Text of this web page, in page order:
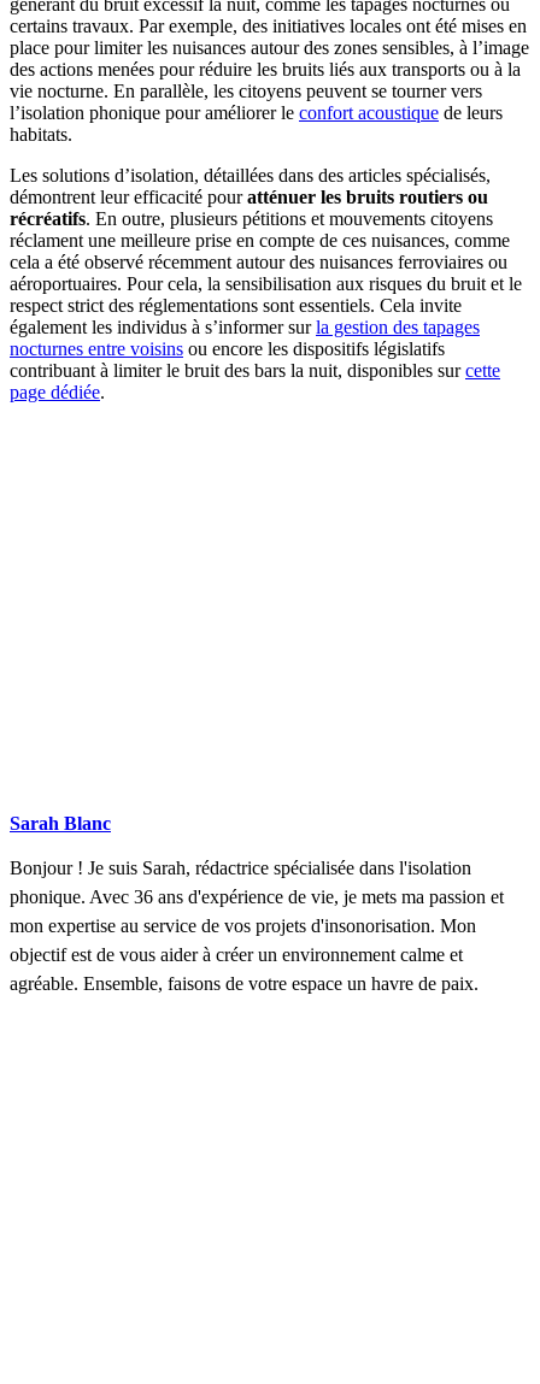
certains travaux. Par exemple, des initiatives locales ont été mises en
place pour limiter les nuisances autour des zones sensibles, à l’image
des actions menées pour réduire les bruits liés aux transports ou à la
vie nocturne. En parallèle, les citoyens peuvent se tourner vers
l’isolation phonique pour améliorer le confort acoustique de leurs
habitats.
Les solutions d’isolation, détaillées dans des articles spécialisés,
démontrent leur efficacité pouratténuer les bruits routiers ou
récréatifs. En outre, plusieurs pétitions et mouvements citoyens
réclament une meilleure prise en compte de ces nuisances, comme
cela a été observé récemment autour des nuisances ferroviaires ou
aéroportuaires. Pour cela, la sensibilisation aux risques du bruit et le
respect strict des réglementations sont essentiels. Cela invite
également les individus à s’informer surla gestion des tapages
nocturnes entre voisins ou encore les dispositifs législatifs
contribuant à limiter le bruit des bars la nuit, disponibles surcette
page dédiée.
Sarah Blanc
Bonjour ! Je suis Sarah, rédactrice spécialisée dans l'isolation
phonique. Avec 36 ans d'expérience de vie, je mets ma passion et
mon expertise au service de vos projets d'insonorisation. Mon
objectif est de vous aider à créer un environnement calme et
agréable. Ensemble, faisons de votre espace un havre de paix.